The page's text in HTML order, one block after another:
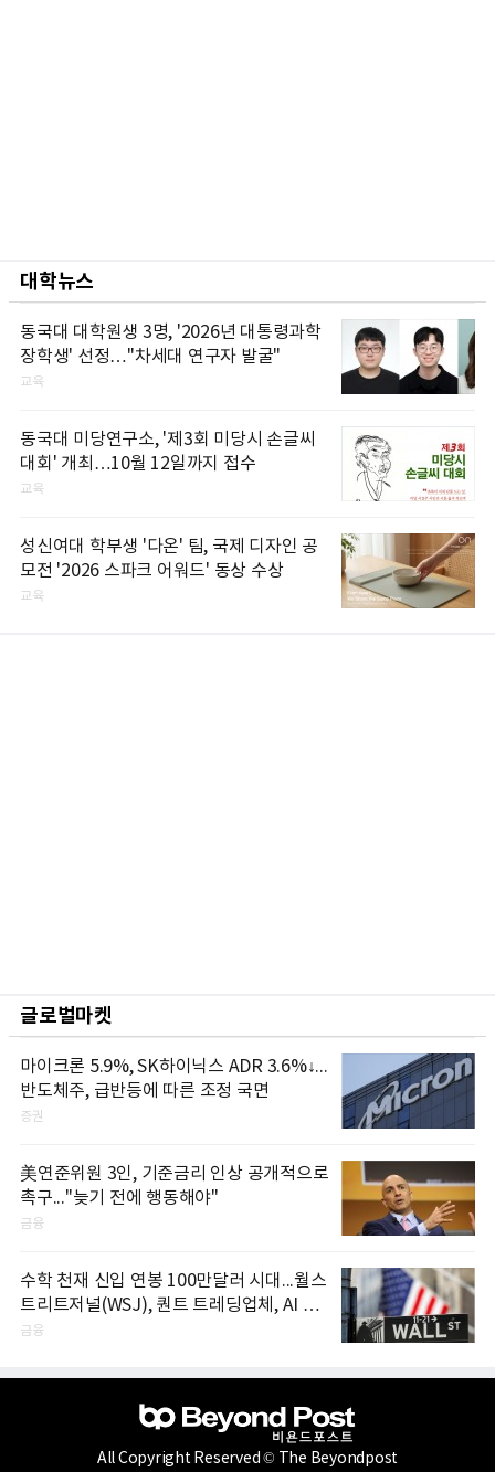
대학뉴스
동국대 대학원생 3명, '2026년 대통령과학
장학생' 선정…"차세대 연구자 발굴"
교육
동국대 미당연구소, '제3회 미당시 손글씨
대회' 개최…10월 12일까지 접수
교육
성신여대 학부생 '다온' 팀, 국제 디자인 공
모전 '2026 스파크 어워드' 동상 수상
교육
글로벌마켓
마이크론 5.9%, SK하이닉스 ADR 3.6%↓...
반도체주, 급반등에 따른 조정 국면
증권
美연준위원 3인, 기준금리 인상 공개적으로
촉구..."늦기 전에 행동해야"
금융
수학 천재 신입 연봉 100만달러 시대...월스
트리트저널(WSJ), 퀀트 트레딩업체, AI 기
업들 인재 확보 경쟁
금융
All Copyright Reserved © The Beyondpost